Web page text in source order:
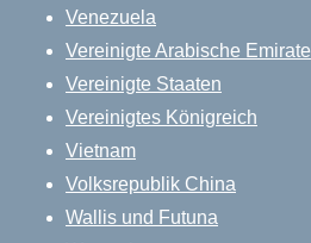
Venezuela
Vereinigte Arabische Emirate
Vereinigte Staaten
Vereinigtes Königreich
Vietnam
Volksrepublik China
Wallis und Futuna